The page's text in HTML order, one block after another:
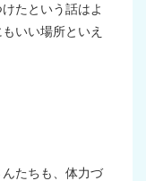
たという話はよ
いい場所といえ
たちも、体力づ